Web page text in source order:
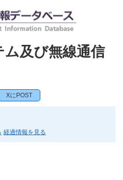
及び無線通信
XにPOST
経過情報を見る